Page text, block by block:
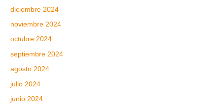
diciembre 2024
noviembre 2024
octubre 2024
septiembre 2024
agosto 2024
julio 2024
junio 2024